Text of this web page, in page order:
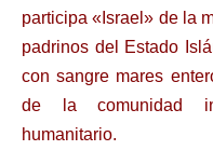
participa «Israel» de la
padrinos del Estado
con sangre mares
de la comunidad
humanitario.